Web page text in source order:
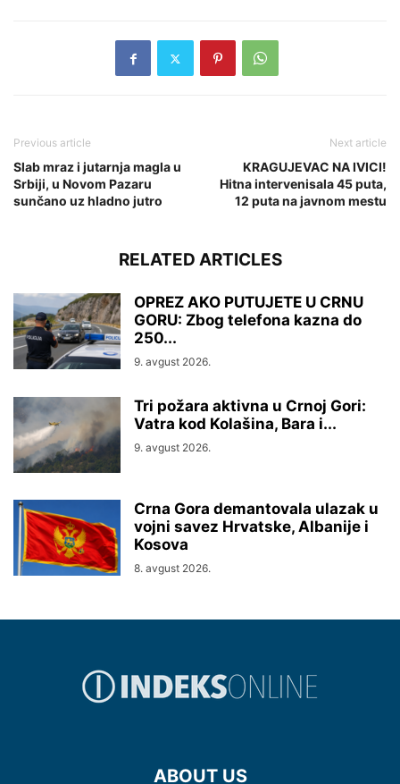
Previous article
Slab mraz i jutarnja magla u
Srbiji, u Novom Pazaru
sunčano uz hladno jutro
Next article
KRAGUJEVAC NA IVICI!
Hitna intervenisala 45 puta,
12 puta na javnom mestu
RELATED ARTICLES
OPREZ AKO PUTUJETE U CRNU
GORU: Zbog telefona kazna do
250...
9. avgust 2026.
Tri požara aktivna u Crnoj Gori:
Vatra kod Kolašina, Bara i...
9. avgust 2026.
Crna Gora demantovala ulazak u
vojni savez Hrvatske, Albanije i
Kosova
8. avgust 2026.
ABOUT US